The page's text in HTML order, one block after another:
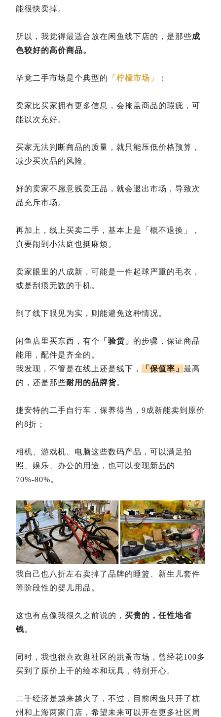
能很快卖掉。
所以，我觉得最适合放在闲鱼线下店的，是那些成
色较好的高价商品。
毕竟二手市场是个典型的 「柠檬市场」 ：
卖家比买家拥有更多信息，会掩盖商品的瑕疵，可
能以次充好。
买家无法判断商品的质量，就只能压低价格预算，
减少买次品的风险。
好的卖家不愿意贱卖正品，就会退出市场，导致次
品充斥市场。
再加上，线上买卖二手，基本上是「概不退换」，
真要闹到小法庭也挺麻烦。
卖家眼里的八成新，可能是一件起球严重的毛衣，
或是刮痕无数的手机。
到了线下眼见为实，则能避免这种情况。
闲鱼店里买东西 ，有个 「验货」 的步骤，保证商品
能用，配件是齐全的。
我发现，不管是在线上还是线下，
「保值率」 最高
的，还是那些耐用的品牌货。
捷安特的二手自行车，保养得当，9成新能卖到原价
的8折；
相机、游戏机、电脑这些数码产品，可以满足拍
照、娱乐、办公的用途，也可以变现新品的
70%-80%。
我自己也八折左右卖掉了品牌的睡篮、新生儿套件
等阶段性的婴儿用品。
这也有点像我很久之前说的， 买贵的，任性地省
钱。
同时，我也很喜欢逛社区的跳蚤市场，曾经花100多
买到了原价上千的绘本和玩具，特别开心。
二手经济是越来越火了，不过，目前闲鱼只开了杭
州和上海两家门店，希望未来可以开在更多社区周